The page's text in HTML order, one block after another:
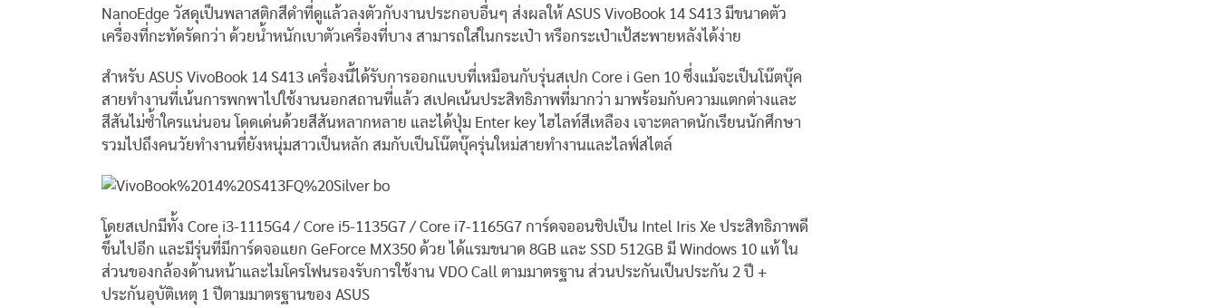
NanoEdge วัสดุเป็นพลาสติกสีดำที่ดูแล้วลงตัวกับงานประกอบอื่นๆ ส่งผลให้ ASUS VivoBook 14 S413 มีขนาดตัว
เครื่องที่กะทัดรัดกว่า ด้วยน้ำหนักเบาตัวเครื่องที่บาง สามารถใส่ในกระเป๋า หรือกระเป๋าเป้สะพายหลังได้ง่าย
สำหรับ ASUS VivoBook 14 S413 เครื่องนี้ได้รับการออกแบบที่เหมือนกับรุ่นสเปก Core i Gen 10 ซึ่งแม้จะเป็นโน๊ตบุ๊ค
สายทำงานที่เน้นการพกพาไปใช้งานนอกสถานที่แล้ว สเปคเน้นประสิทธิภาพที่มากว่า มาพร้อมกับความแตกต่างและ
สีสันไม่ซ้ำใครแน่นอน โดดเด่นด้วยสีสันหลากหลาย และได้ปุ่ม Enter key ไฮไลท์สีเหลือง เจาะตลาดนักเรียนนักศึกษา
รวมไปถึงคนวัยทำงานที่ยังหนุ่มสาวเป็นหลัก สมกับเป็นโน๊ตบุ๊ครุ่นใหม่สายทำงานและไลฟ์สไตล์
โดยสเปกมีทั้ง Core i3-1115G4 / Core i5-1135G7 / Core i7-1165G7 การ์ดจออนชิปเป็น Intel Iris Xe ประสิทธิภาพดี
ขึ้นไปอีก และมีรุ่นที่มีการ์ดจอแยก GeForce MX350 ด้วย ได้แรมขนาด 8GB และ SSD 512GB มี Windows 10 แท้ ใน
ส่วนของกล้องด้านหน้าและไมโครโฟนรองรับการใช้งาน VDO Call ตามมาตรฐาน ส่วนประกันเป็นประกัน 2 ปี +
ประกันอุบัติเหตุ 1 ปีตามมาตรฐานของ ASUS